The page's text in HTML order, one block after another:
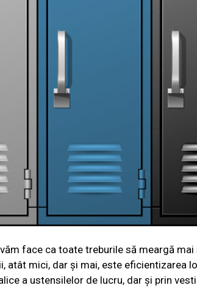
face ca toate treburile să meargă mai
atât mici, dar și mai, este eficientizarea
a ustensilelor de lucru, dar și prin